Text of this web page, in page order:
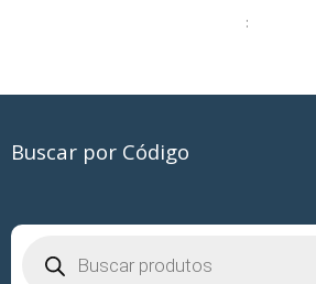
:
Buscar por Código